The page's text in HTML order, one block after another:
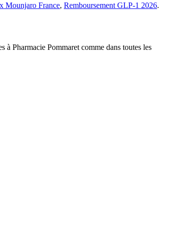
Mounjaro France, Remboursement GLP-1 2026.
à Pharmacie Pommaret comme dans toutes les